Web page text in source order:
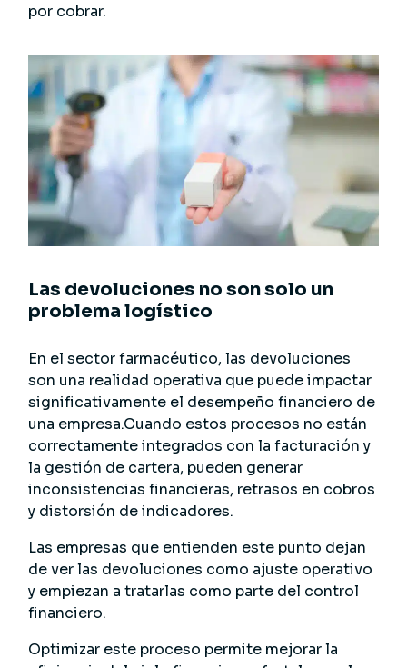
por cobrar.
Las devoluciones no son solo un
problema logístico
En el sector farmacéutico, las devoluciones
son una realidad operativa que puede impactar
significativamente el desempeño financiero de
una empresa.Cuando estos procesos no están
correctamente integrados con la facturación y
la gestión de cartera, pueden generar
inconsistencias financieras, retrasos en cobros
y distorsión de indicadores.
Las empresas que entienden este punto dejan
de ver las devoluciones como ajuste operativo
y empiezan a tratarlas como parte del control
financiero.
Optimizar este proceso permite mejorar la